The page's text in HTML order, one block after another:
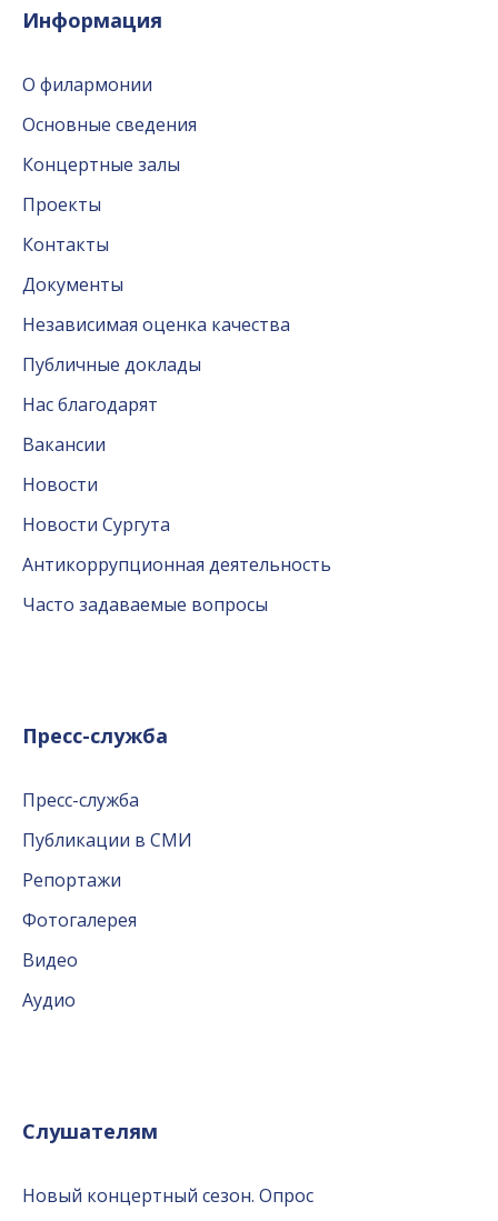
Информация
О филармонии
Основные сведения
Концертные залы
Проекты
Контакты
Документы
Независимая оценка качества
Публичные доклады
Нас благодарят
Вакансии
Новости
Новости Сургута
Антикоррупционная деятельность
Часто задаваемые вопросы
Пресс-служба
Пресс-служба
Публикации в СМИ
Репортажи
Фотогалерея
Видео
Аудио
Слушателям
Новый концертный сезон. Опрос